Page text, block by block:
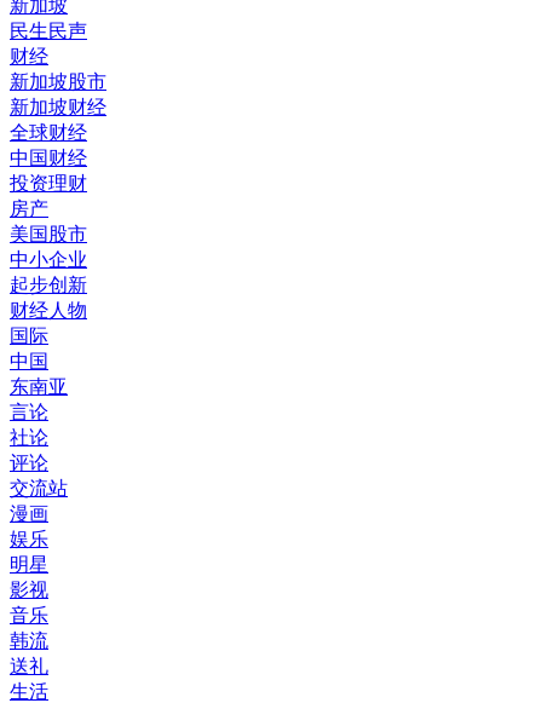
新加坡
民生民声
财经
新加坡股市
新加坡财经
全球财经
中国财经
投资理财
房产
美国股市
中小企业
起步创新
财经人物
国际
中国
东南亚
言论
社论
评论
交流站
漫画
娱乐
明星
影视
音乐
韩流
送礼
生活